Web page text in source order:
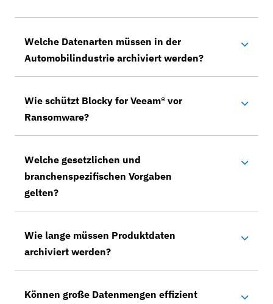
Welche Datenarten müssen in der
Automobilindustrie archiviert werden?
Wie schützt Blocky for Veeam® vor
Ransomware?
Welche gesetzlichen und
branchenspezifischen Vorgaben
gelten?
Wie lange müssen Produktdaten
archiviert werden?
Können große Datenmengen effizient